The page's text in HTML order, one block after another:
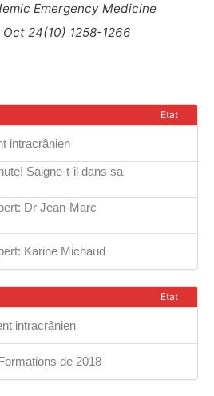
Emergency Medicine
Oct 24(10) 1258-1266
Etat
intracrânien
Saigne-t-il dans sa
Dr Jean-Marc
Karine Michaud
Etat
intracrânien
de 2018